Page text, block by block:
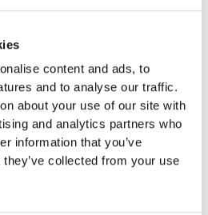
content and ads, to
and to analyse our traffic.
about your use of our site with
and analytics partners who
information that you’ve
collected from your use